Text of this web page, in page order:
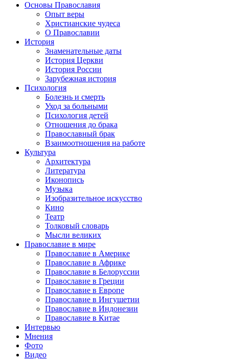
Основы Православия
Опыт веры
Христианские чудеса
О Православии
История
Знаменательные даты
История Церкви
История России
Зарубежная история
Психология
Болезнь и смерть
Уход за больными
Психология детей
Отношения до брака
Православный брак
Взаимоотношения на работе
Культура
Архитектура
Литература
Иконопись
Музыка
Изобразительное искусство
Кино
Театр
Толковый словарь
Мысли великих
Православие в мире
Православие в Америке
Православие в Африке
Православие в Белоруссии
Православие в Греции
Православие в Европе
Православие в Ингушетии
Православие в Индонезии
Православие в Китае
Интервью
Мнения
Фото
Видео